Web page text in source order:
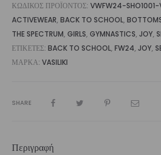
ΚΩΔΙΚΌΣ ΠΡΟΪΌΝΤΟΣ: VWFW24-SHO1001-
ACTIVEWEAR, BACK TO SCHOOL,
THE SPECTRUM, GIRLS, GYMNASTICS, JOY,
ΕΤΙΚΈΤΕΣ: BACK TO SCHOOL, FW24, JOY,
ΜΆΡΚΑ: VASILIKI
SHARE
Περιγραφή